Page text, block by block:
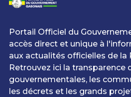
Portail Officiel du
accès direct et unique à
aux actualités officielles de la
Retrouvez ici la transparence
gouvernementales, les
les décrets et les grands